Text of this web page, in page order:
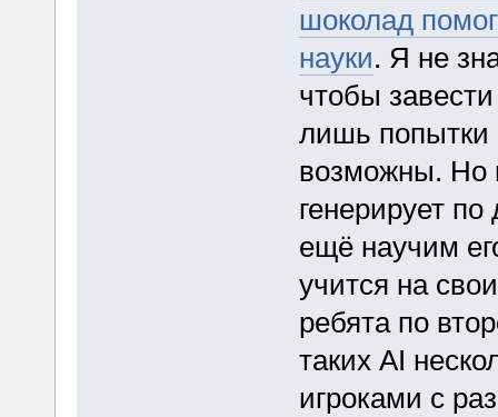
шоколад
науки. Я не
чтобы
лишь попытки
возможны. Но
генерирует
ещё научим
учится на
ребята по
таких AI
игроками с